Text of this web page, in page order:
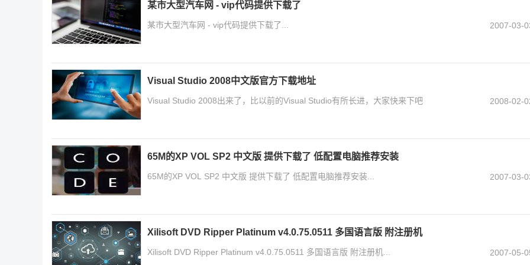
某市大型汽车网 - vip代码提供下载了
某市大型汽车网 - vip代码提供下载了... 2007-03-
Visual Studio 2008中文版官方下载地址
Visual Studio 2008出来了，比以前的Visual Studio有所长进，大家快来下吧 2008-02-
65M的XP VOL SP2 中文版 提供下载了 低配置电脑推荐安装
65M的XP VOL SP2 中文版 提供下载了 低配置电脑推荐安装... 2007-03-
Xilisoft DVD Ripper Platinum v4.0.75.0511 多国语言版 附注册机
Xilisoft DVD Ripper Platinum v4.0.75.0511 多国语言版 附注册机... 2007-05-